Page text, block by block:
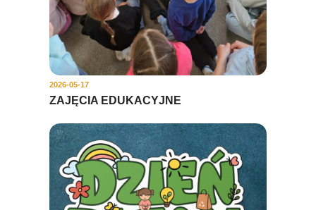
2026-05-17
ZAJĘCIA EDUKACYJNE